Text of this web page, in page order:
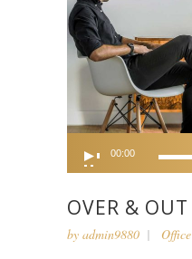
Player
00:00
OVER & OUT
by admin9880 Office